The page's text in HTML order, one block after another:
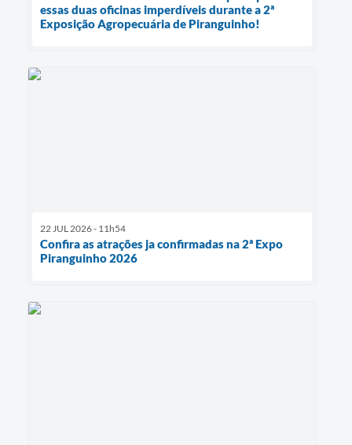
essas duas oficinas imperdíveis durante a 2ª
Exposição Agropecuária de Piranguinho!
22 JUL 2026 - 11h54
Confira as atrações ja confirmadas na 2ª Expo
Piranguinho 2026